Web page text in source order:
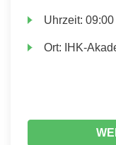
Uhrzeit:
Ort: IHK-